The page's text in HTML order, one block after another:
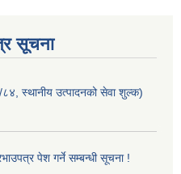
सूचना
स्थानीय उत्पादनको सेवा शुल्क)
पेश गर्ने सम्बन्धी सूचना !